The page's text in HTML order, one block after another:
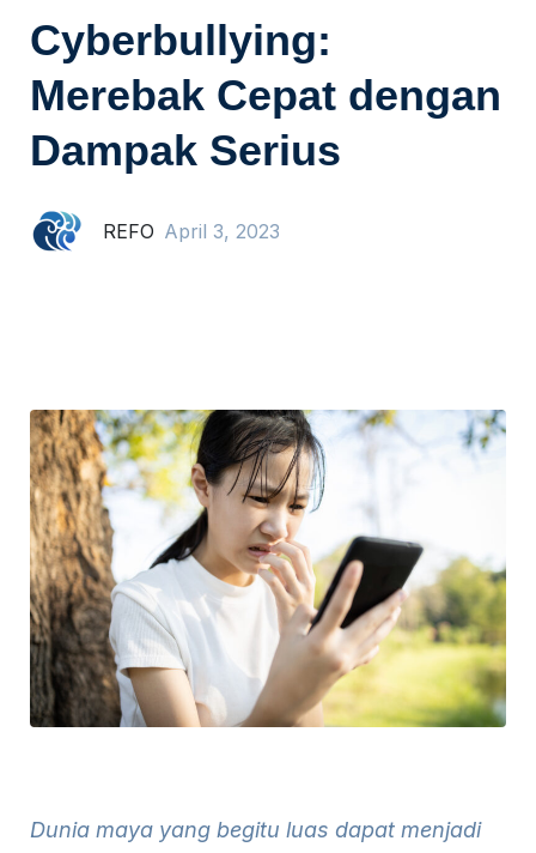
Cyberbullying:
Merebak Cepat dengan
Dampak Serius
REFO April 3, 2023
Dunia maya yang begitu luas dapat menjadi